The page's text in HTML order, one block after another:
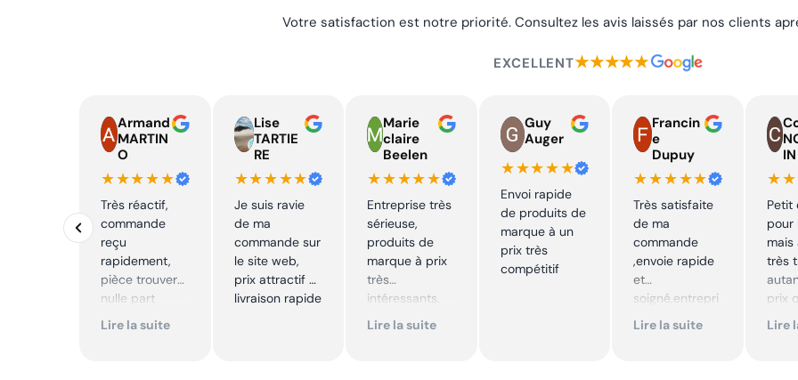
Votre satisfaction est notre priorité. Consultez les avis laissés par nos clients
EXCELLENT★★★★★
Armand
MARTIN
O
★★★★★
Très réactif,
commande
reçu
rapidement,
pièce trouver
nulle part
ailleurs et
Lire la suite
Lise
TARTIE
RE
★★★★★
Je suis ravie
de ma
commande sur
le site web,
prix attractif et
livraison rapide
Marie
claire
Beelen
★★★★★
Entreprise très
sérieuse,
produits de
marque à prix
très
intéressants.
Excellent suivi !
Lire la suite
Guy
Auger
★★★★★
Envoi rapide
de produits de
marque à un
prix très
compétitif
Francin
e
Dupuy
★★★★★
Très satisfaite
de ma
commande
,envoie rapide
et
soigné,entrepri
se sérieuse
Lire la suite
IN
Petit
pour
mais
très
prix
Lire